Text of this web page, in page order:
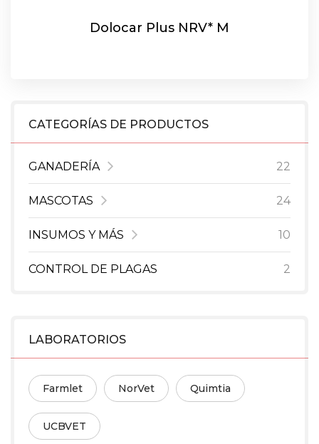
CATEGORÍAS DE PRODUCTOS
GANADERÍA 22
MASCOTAS 24
INSUMOS Y MÁS 10
CONTROL DE PLAGAS 2
LABORATORIOS
Farmlet NorVet Quimtia
UCBVET
Dolocar Plus NRV* M